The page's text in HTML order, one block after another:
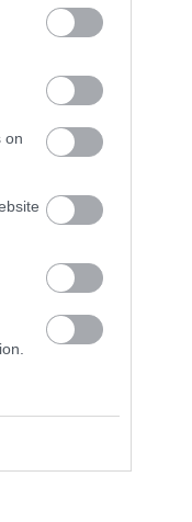
on
felületét betöltötték.
Triesztben 1882-ben.
volt, ugyanakkor
amit fényképész a
kényszerülő Weisz